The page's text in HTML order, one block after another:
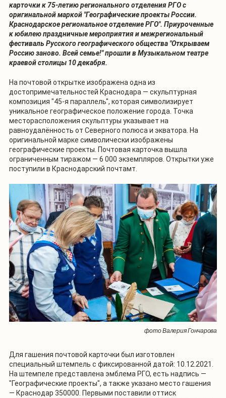
карточки к 75-летию регионального отделения РГО с
оригинальной маркой "Географические проекты России.
Краснодарское региональное отделение РГО". Приуроченные
к юбилею праздничные мероприятия и межрегиональный
фестиваль Русского географического общества "Открываем
Россию заново. Всей семье!" прошли в Музыкальном театре
краевой столицы 10 декабря.
На почтовой открытке изображена одна из
достопримечательностей Краснодара — скульптурная
композиция "45-я параллель", которая символизирует
уникальное географическое положение города. Точка
месторасположения скульптуры указывает на
равноудалённость от Северного полюса и экватора. На
оригинальной марке символически изображены
географические проекты. Почтовая карточка вышла
ограниченным тиражом — 6 000 экземпляров. Открытки уже
поступили в Краснодарский почтамт.
фото Валерия Гончарова
Для гашения почтовой карточки был изготовлен
специальный штемпель с фиксированной датой: 10.12.2021.
На штемпеле представлена эмблема РГО, есть надпись —
"Географические проекты", а также указано место гашения
— Краснодар 350000. Первыми поставили оттиск